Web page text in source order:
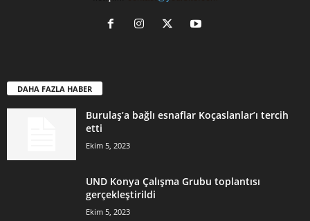
DAHA FAZLA HABER
Burulaş’a bağlı esnaflar Koçaslanlar’ı tercih
etti
Ekim 5, 2023
UND Konya Çalışma Grubu toplantısı
gerçekleştirildi
Ekim 5, 2023